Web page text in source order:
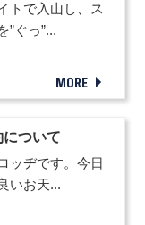
トで入山し、ス
”ぐっ”...
MORE
ついて
ッヂです。今日
いお天...